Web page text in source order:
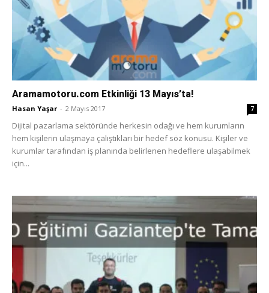
Aramamotoru.com Etkinliği 13 Mayıs’ta!
Hasan Yaşar - 2 Mayıs 2017 7
Dijital pazarlama sektöründe herkesin odağı ve hem kurumların
hem kişilerin ulaşmaya çalıştıkları bir hedef söz konusu. Kişiler ve
kurumlar tarafından iş planında belirlenen hedeflere ulaşabilmek
için...